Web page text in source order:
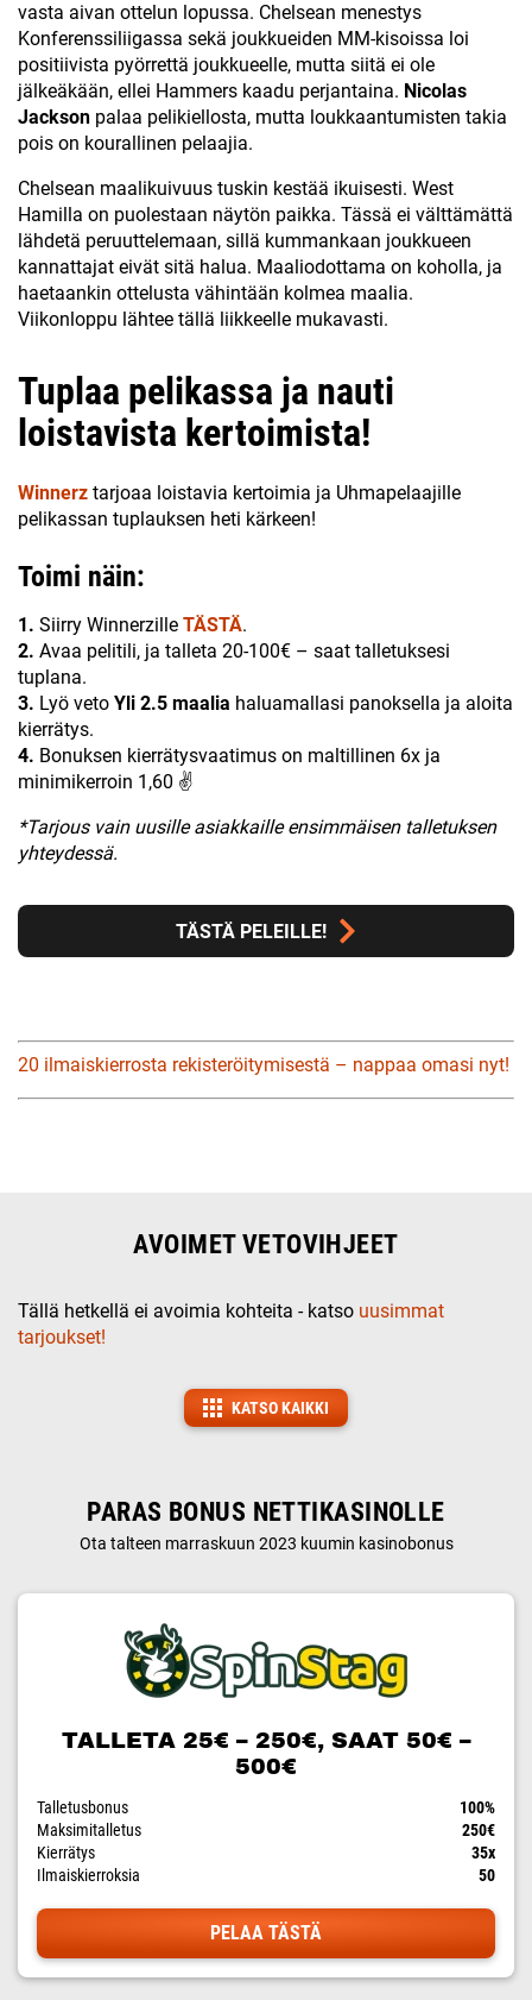
vasta aivan ottelun lopussa. Chelsean menestys
Konferenssiliigassa sekä joukkueiden MM-kisoissa loi
positiivista pyörrettä joukkueelle, mutta siitä ei ole
jälkeäkään, ellei Hammers kaadu perjantaina. Nicolas
Jackson palaa pelikiellosta, mutta loukkaantumisten takia
pois on kourallinen pelaajia.
Chelsean maalikuivuus tuskin kestää ikuisesti. West
Hamilla on puolestaan näytön paikka. Tässä ei välttämättä
lähdetä peruuttelemaan, sillä kummankaan joukkueen
kannattajat eivät sitä halua. Maaliodottama on koholla, ja
haetaankin ottelusta vähintään kolmea maalia.
Viikonloppu lähtee tällä liikkeelle mukavasti.
Tuplaa pelikassa ja nauti
loistavista kertoimista!
Winnerz tarjoaa loistavia kertoimia ja Uhmapelaajille
pelikassan tuplauksen heti kärkeen!
Toimi näin:
1. Siirry Winnerzille TÄSTÄ.
2. Avaa pelitili, ja talleta 20-100€ – saat talletuksesi
tuplana.
3. Lyö veto Yli 2.5 maalia haluamallasi panoksella ja aloita
kierrätys.
4. Bonuksen kierrätysvaatimus on maltillinen 6x ja
minimikerroin 1,60 ✌
*Tarjous vain uusille asiakkaille ensimmäisen talletuksen
yhteydessä.
TÄSTÄ PELEILLE!
20 ilmaiskierrosta rekisteröitymisestä – nappaa omasi nyt!
AVOIMET VETOVIHJEET
Tällä hetkellä ei avoimia kohteita - katso uusimmat
tarjoukset!
KATSO KAIKKI
PARAS BONUS NETTIKASINOLLE
Ota talteen marraskuun 2023 kuumin kasinobonus
TALLETA 25€ – 250€, SAAT 50€ –
500€
Talletusbonus
100%
Maksimitalletus
250€
Kierrätys
35x
Ilmaiskierroksia
50
PELAA TÄSTÄ